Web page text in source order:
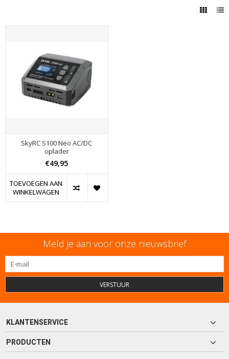
SkyRC S100 Neo AC/DC
oplader
€49,95
TOEVOEGEN AAN
WINKELWAGEN
Meld je aan voor onze nieuwsbrief
VERSTUUR
KLANTENSERVICE
PRODUCTEN